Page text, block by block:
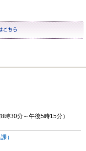
時30分～午後5時15分）
）